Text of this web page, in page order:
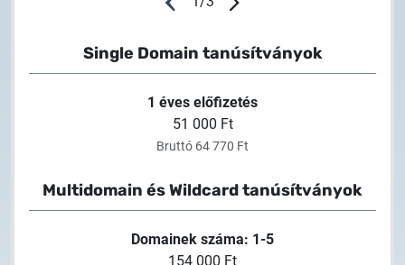
Single Domain tanúsítványok
1 éves előfizetés
51 000 Ft
Bruttó 64 770 Ft
Multidomain és Wildcard tanúsítványok
Domainek száma: 1-5
154 000 Ft